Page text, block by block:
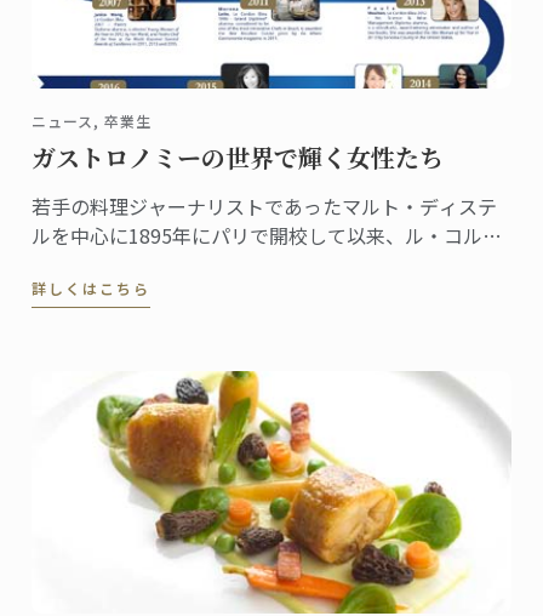
ニュース, 卒業生
ガストロノミーの世界で輝く女性たち
若手の料理ジャーナリストであったマルト・ディステ
ルを中心に1895年にパリで開校して以来、ル・コルド
継承しつつ料理の世界に革新を起こし次世代の育成に
詳しくはこちら